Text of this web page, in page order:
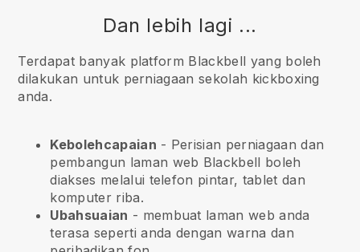
Dan lebih lagi ...
Terdapat banyak platform Blackbell yang boleh
dilakukan untuk perniagaan sekolah kickboxing
anda.
Kebolehcapaian - Perisian perniagaan dan
pembangun laman web Blackbell boleh
diakses melalui telefon pintar, tablet dan
komputer riba.
Ubahsuaian - membuat laman web anda
terasa seperti anda dengan warna dan